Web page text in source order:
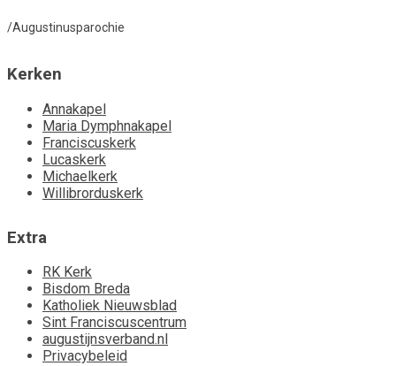
/Augustinusparochie
Kerken
Annakapel
Maria Dymphnakapel
Franciscuskerk
Lucaskerk
Michaelkerk
Willibrorduskerk
Extra
RK Kerk
Bisdom Breda
Katholiek Nieuwsblad
Sint Franciscuscentrum
augustijnsverband.nl
Privacybeleid